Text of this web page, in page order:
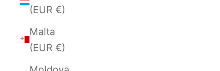
(EUR €)
Malta
(EUR €)